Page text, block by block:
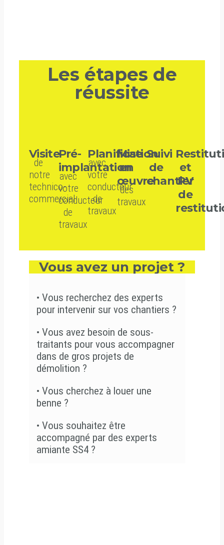
Les étapes de
réussite
Visite
de
notre
technico-
commercial
Pré-
implantation
avec
votre
conducteur
de
travaux
Planification
avec
votre
conducteur
de
travaux
Mise
en
œuvre
des
travaux
Suivi
de
chantier
et
PV
de
Vous avez un projet ?
• Vous recherchez des experts
pour intervenir sur vos chantiers ?
• Vous avez besoin de sous-
traitants pour vous accompagner
dans de gros projets de
démolition ?
• Vous cherchez à louer une
benne ?
• Vous souhaitez être
accompagné par des experts
amiante SS4 ?